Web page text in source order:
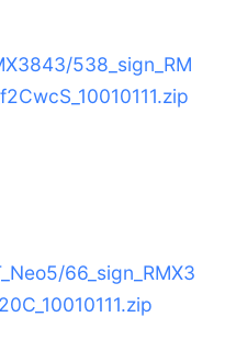
538_sign_RM
66_sign_RMX3